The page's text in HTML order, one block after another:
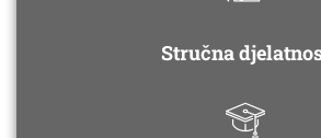
Stručna